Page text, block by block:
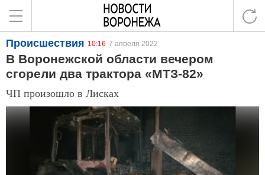
Происшествия 10:16 7 апреля 2022
В Воронежской области вечером
сгорели два трактора «МТЗ-82»
ЧП произошло в Лисках